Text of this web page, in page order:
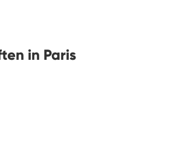
in Paris